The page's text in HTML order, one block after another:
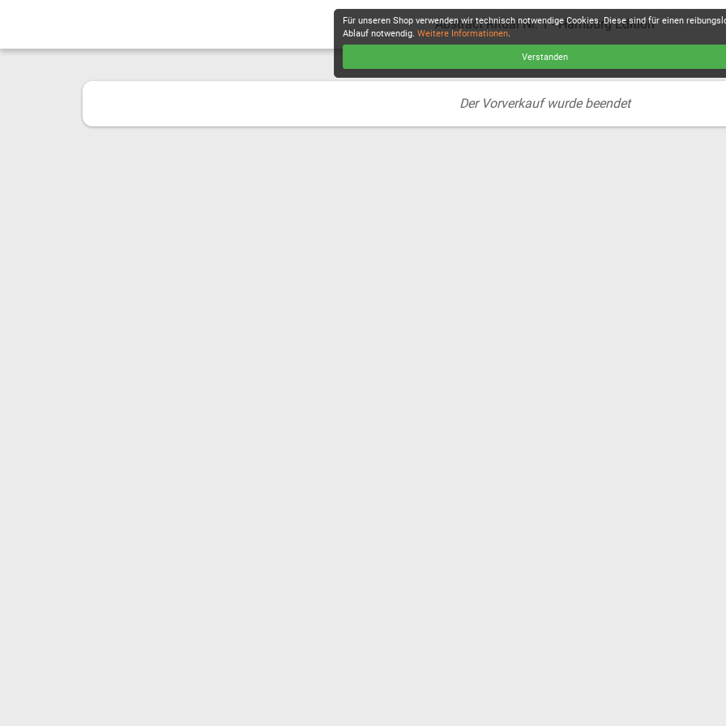
Abstract Ritual Nr. 1 - Hamburg Edition
Der Vorverkauf wurde beendet
Für unseren Shop verwenden wir technisch notwendige Cookies. Diese sind für einen
Ablauf notwendig. Weitere Informationen.
Verstanden